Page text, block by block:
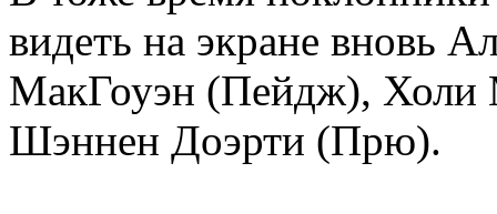
видеть на экране вновь
МакГоуэн (Пейдж), Холи
Шэннен Доэрти (Прю).